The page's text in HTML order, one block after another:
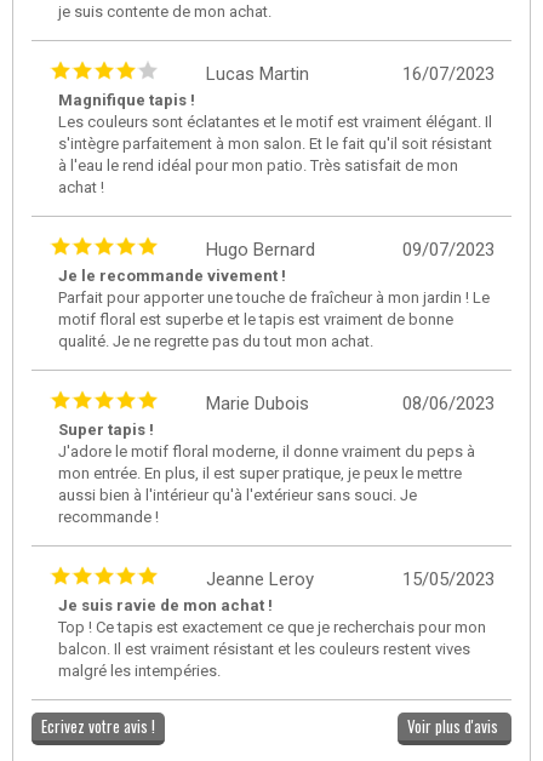
je suis contente de mon achat.
16/07/2023
Lucas Martin
Magnifique tapis !
Les couleurs sont éclatantes et le motif est vraiment élégant. Il
s'intègre parfaitement à mon salon. Et le fait qu'il soit résistant
à l'eau le rend idéal pour mon patio. Très satisfait de mon
achat !
09/07/2023
Hugo Bernard
Je le recommande vivement !
Parfait pour apporter une touche de fraîcheur à mon jardin ! Le
motif floral est superbe et le tapis est vraiment de bonne
qualité. Je ne regrette pas du tout mon achat.
08/06/2023
Marie Dubois
Super tapis !
J'adore le motif floral moderne, il donne vraiment du peps à
mon entrée. En plus, il est super pratique, je peux le mettre
aussi bien à l'intérieur qu'à l'extérieur sans souci. Je
recommande !
15/05/2023
Jeanne Leroy
Je suis ravie de mon achat !
Top ! Ce tapis est exactement ce que je recherchais pour mon
balcon. Il est vraiment résistant et les couleurs restent vives
malgré les intempéries.
Ecrivez votre avis ! Voir plus d'avis